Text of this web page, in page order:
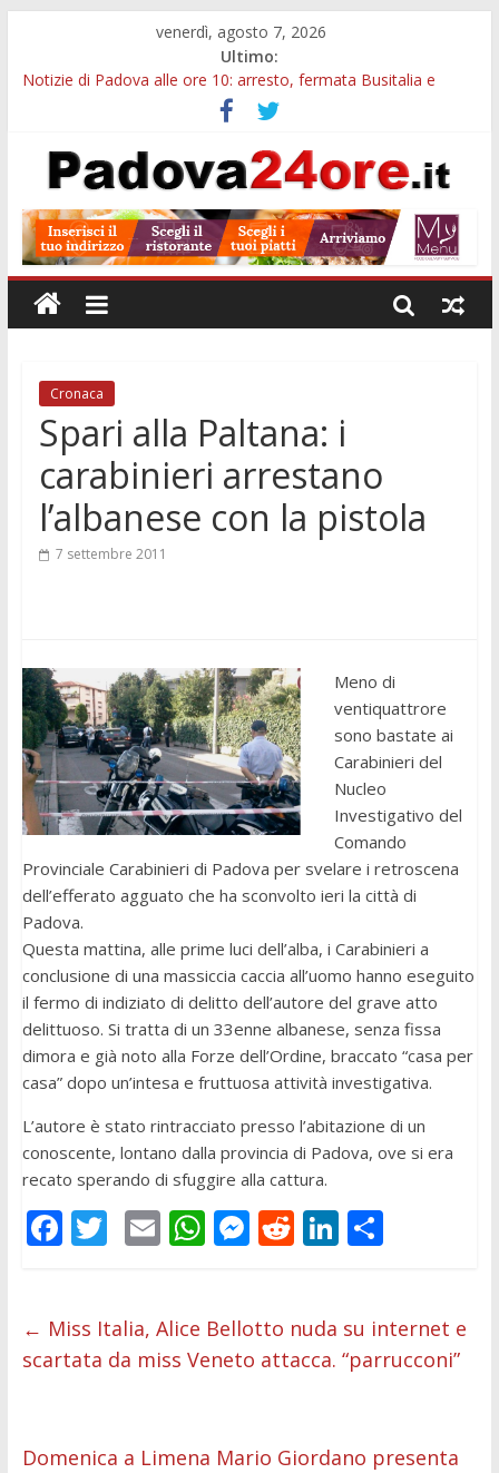
venerdì, agosto 7, 2026
Ultimo:
Notizie di Padova alle ore 10: arresto, fermata Busitalia e
Notizie di Padova alle ore 23: maltrattamenti, arresto a
Limena e progetto Cool Shop
Bando sicurezza urbana Veneto: 650mila euro per Comuni e
Sicurezza esodo estivo Padova: più controlli su strade, stazioni
e treni
Bonus trasporto pubblico Veneto: 200 euro per l’abbonamento
annuale
Cronaca
Spari alla Paltana: i
carabinieri arrestano
l’albanese con la pistola
7 settembre 2011
Meno di
ventiquattrore
sono bastate ai
Carabinieri del
Nucleo
Investigativo del
Comando
Provinciale Carabinieri di Padova per svelare i retroscena
dell’efferato agguato che ha sconvolto ieri la città di
Padova.
Questa mattina, alle prime luci dell’alba, i Carabinieri a
conclusione di una massiccia caccia all’uomo hanno eseguito
il fermo di indiziato di delitto dell’autore del grave atto
delittuoso. Si tratta di un 33enne albanese, senza fissa
dimora e già noto alla Forze dell’Ordine, braccato “casa per
casa” dopo un’intesa e fruttuosa attività investigativa.
L’autore è stato rintracciato presso l’abitazione di un
conoscente, lontano dalla provincia di Padova, ove si era
recato sperando di sfuggire alla cattura.
F
b
o
k
T
er
E
l
W
s
A
p
M
e
n
er
R
di
t
Li
e
dI
C
di
vi
← Miss Italia, Alice Bellotto nuda su internet e
scartata da miss Veneto attacca. “parrucconi”
Domenica a Limena Mario Giordano presenta